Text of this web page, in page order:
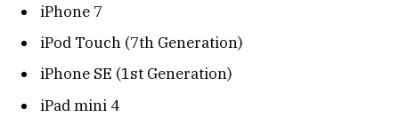
iPhone 7
iPod Touch (7th Generation)
iPhone SE (1st Generation)
iPad mini 4